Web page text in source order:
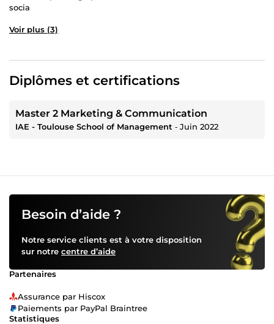
socia
Voir plus (3)
Diplômes et certifications
Master 2 Marketing & Communication
IAE - Toulouse School of Management ‐ Juin 2022
Besoin d’aide ?
Notre service clients est à votre disposition
sur notre centre d’aide
Partenaires
Assurance par Hiscox
Paiements par PayPal Braintree
Statistiques